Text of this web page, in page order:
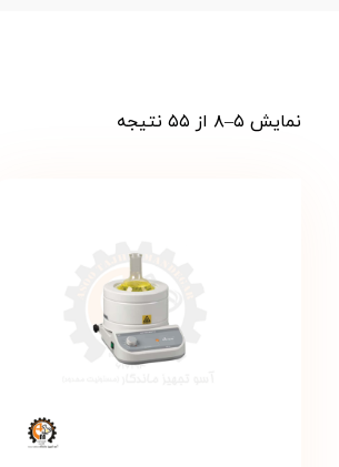
نمایش ۵–۸ از ۵۵ نتیجه